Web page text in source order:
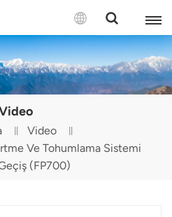
Video
Ve Tohumlama Sistemi
(FP700)